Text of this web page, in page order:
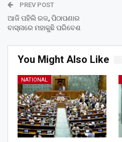
PREV POST
ଆଜି ପହିଲି ରଜ, ପିଠାପଣାର
ବାସ୍ନାରେ ମହାକୁଛି ପରିବେଶ
You Might Also Like
NATIONAL